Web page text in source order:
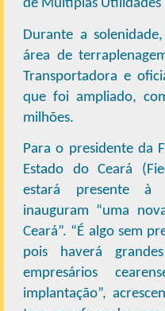
de Múltiplas Utilidades
Durante a
área de
Transportadora e
que foi ampliado,
milhões.
Para o presidente da
Estado do Ceará
estará presente à
inauguram “uma
Ceará”. “É algo sem
pois haverá
empresários
implantação”,